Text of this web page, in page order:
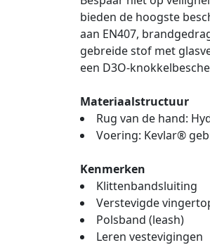
bieden de hoogste
aan EN407,
gebreide stof met
een D3O-
Materiaalstructuur
Rug van de hand:
Voering: Kevlar®
Kenmerken
Klittenbandsluiting
Verstevigde
Polsband (leash)
Leren vestevigingen